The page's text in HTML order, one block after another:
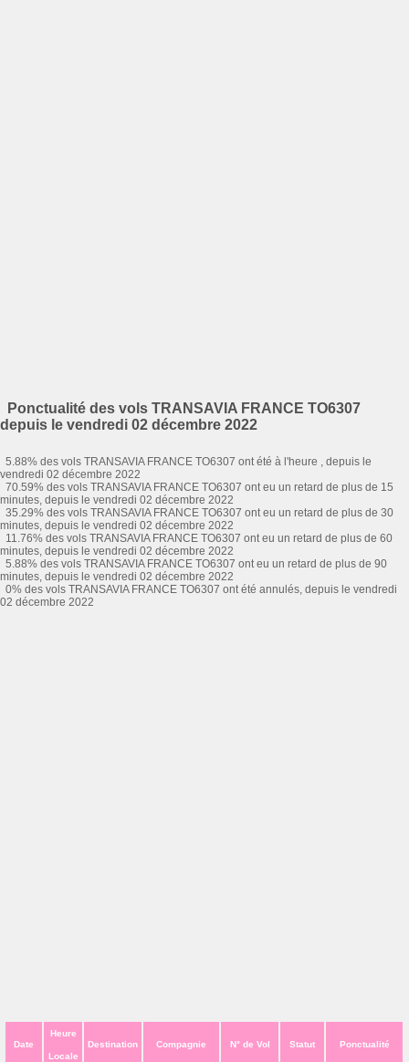
Ponctualité des vols TRANSAVIA FRANCE TO6307
depuis le vendredi 02 décembre 2022
5.88% des vols TRANSAVIA FRANCE TO6307 ont été à l'heure , depuis le
vendredi 02 décembre 2022
70.59% des vols TRANSAVIA FRANCE TO6307 ont eu un retard de plus de 15
minutes, depuis le vendredi 02 décembre 2022
35.29% des vols TRANSAVIA FRANCE TO6307 ont eu un retard de plus de 30
minutes, depuis le vendredi 02 décembre 2022
11.76% des vols TRANSAVIA FRANCE TO6307 ont eu un retard de plus de 60
minutes, depuis le vendredi 02 décembre 2022
5.88% des vols TRANSAVIA FRANCE TO6307 ont eu un retard de plus de 90
minutes, depuis le vendredi 02 décembre 2022
0% des vols TRANSAVIA FRANCE TO6307 ont été annulés, depuis le vendredi
02 décembre 2022
Date
Heure
Locale
Destination Compagnie N° de Vol Statut Ponctualité